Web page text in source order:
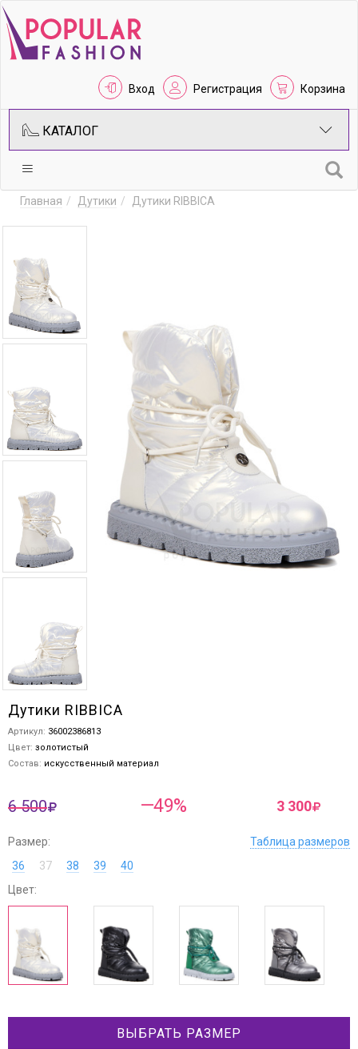
Вход Регистрация Корзина
КАТАЛОГ
Главная Дутики Дутики RIBBICA
Дутики RIBBICA
Артикул: 36002386813
Цвет: золотистый
Состав: искусственный материал
6 500 —49% 3 300
Размер:
Таблица размеров
36
37 38 39
40
Цвет:
ВЫБРАТЬ РАЗМЕР